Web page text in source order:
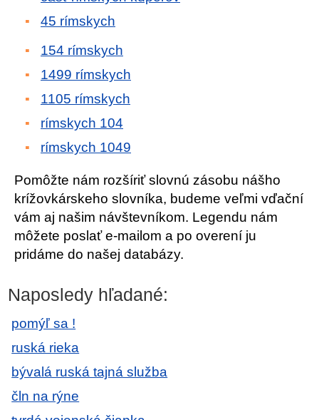
45 rímskych
154 rímskych
1499 rímskych
1105 rímskych
rímskych 104
rímskych 1049
Pomôžte nám rozšíriť slovnú zásobu nášho
krížovkárskeho slovníka, budeme veľmi vďační
vám aj našim návštevníkom. Legendu nám
môžete poslať e-mailom a po overení ju
pridáme do našej databázy.
Naposledy hľadané:
pomýľ sa !
ruská rieka
bývalá ruská tajná služba
čln na rýne